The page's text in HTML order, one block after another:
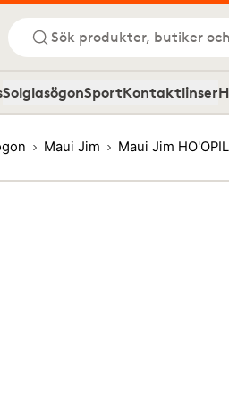
Sök produkter, butiker
SolglasögonSportKontaktlinser
Maui Jim Maui Jim